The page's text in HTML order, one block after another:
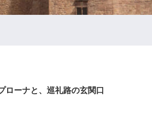
ローナと、巡礼路の玄関口